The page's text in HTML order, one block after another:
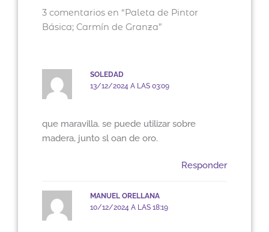
3 comentarios en “Paleta de Pintor
Básica; Carmín de Granza”
SOLEDAD
13/12/2024 A LAS 03:09
que maravilla. se puede utilizar sobre
madera, junto sl oan de oro.
Responder
MANUEL ORELLANA
10/12/2024 A LAS 18:19